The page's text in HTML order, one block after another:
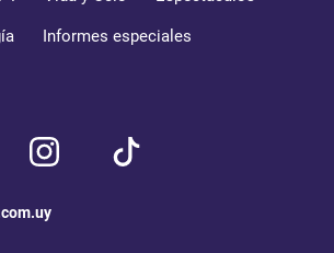
Informes especiales